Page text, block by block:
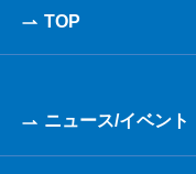
TOP
ニュース/イベント